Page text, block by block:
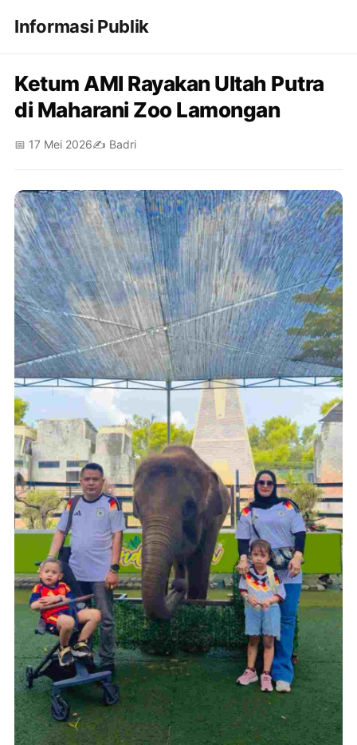
Informasi Publik
Ketum AMI Rayakan Ultah Putra
di Maharani Zoo Lamongan
📅 17 Mei 2026✍️ Badri